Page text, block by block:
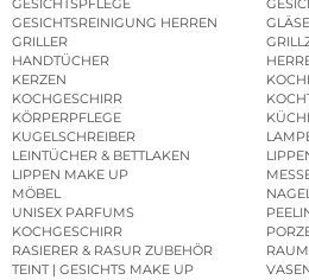
GESICHTSPFLEGE
GESICHTSREINIGUNG HERREN
GRILLER
HANDTÜCHER
KERZEN
KOCHGESCHIRR
KÖRPERPFLEGE
KUGELSCHREIBER
LEINTÜCHER & BETTLAKEN
LIPPEN MAKE UP
MÖBEL
UNISEX PARFUMS
KOCHGESCHIRR
RASIERER & RASUR ZUBEHÖR
TEINT | GESICHTS MAKE UP